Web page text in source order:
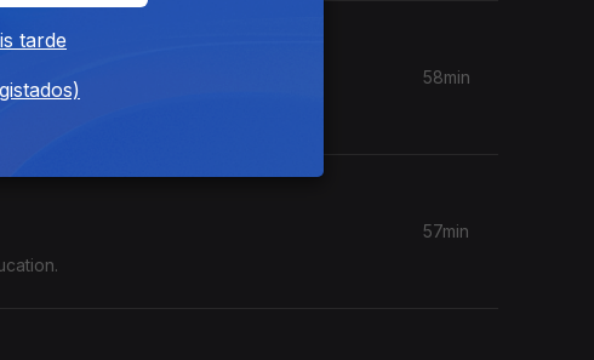
58min
57min
tarde